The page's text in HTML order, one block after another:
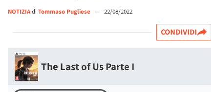
NOTIZIAdi Tommaso Pugliese — 22/08/2022
CONDIVIDI
The Last of Us Parte I